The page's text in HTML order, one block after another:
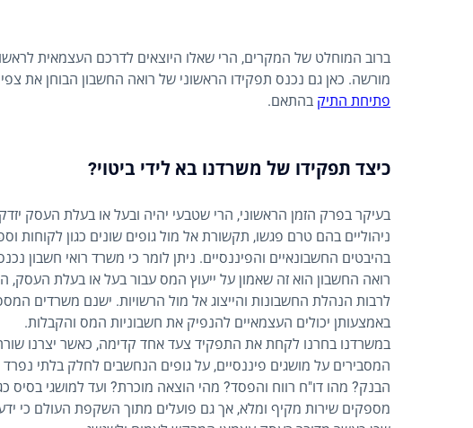
ברוב המוחלט של המקרים, הרי שאלו היוצאים לדרכם העצמאית
מורשה. כאן גם נכנס תפקידו הראשוני של רואה החשבון הבוחן את
פתיחת התיק בהתאם.
כיצד תפקידו של משרדנו בא לידי ביטוי?
בעיקר בפרק הזמן הראשוני, הרי שטבעי יהיה ובעל או בעלת העסק
ניהוליים בהם טרם פגשו, תקשורת אל מול גופים שונים כגון לקוחות
בהיבטים החשבונאיים והפיננסיים. ניתן לומר כי משרד רואי חשבון
רואה החשבון הוא זה שאמון על ייעוץ המס עבור בעל או בעלת העסק,
לרבות הנהלת החשבונות והייצוג אל מול הרשויות. ישנם משרדים
באמצעותן יכולים העצמאיים להנפיק את חשבוניות המס והקבלות.
במשרדנו בחרנו לקחת את התפקיד צעד אחד קדימה, כאשר יצרנו שורה
המסבירים על מושגים פיננסיים, על גופים הנחשבים לחלק בלתי
הבנק? מהו דו"ח רווח והפסד? מהי הוצאה מוכרת? ועד למושגי בסיס
מספקים שירות מקיף ומלא, אך גם פועלים מתוך השקפת העולם כי